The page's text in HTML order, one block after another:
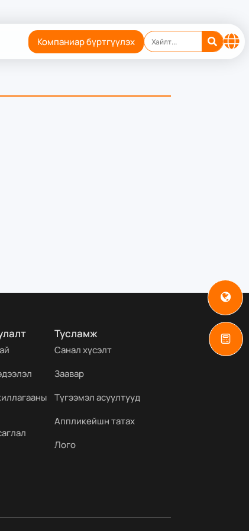
Компаниар бүртгүүлэх
Тусламж
Санал хүсэлт
Заавар
Түгээмэл асуултууд
Аппликейшн татах
Лого